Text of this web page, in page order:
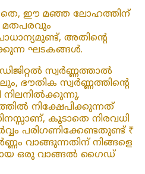
ഈ മഞ്ഞ ലോഹത്തിന്
മതപരവും
അതിന്റെ
ഘടകങ്ങൾ.
സ്വർണ്ണത്താൽ
ഭൗതിക സ്വർണ്ണത്തിന്റെ
നിക്ഷേപിക്കുന്നത്
കൂടാതെ നിരവധി
പരിഗണിക്കേണ്ടതുണ്ട് ₹
വാങ്ങുന്നതിന് നിങ്ങളെ
ഒരു വാങ്ങൽ ഗൈഡ്